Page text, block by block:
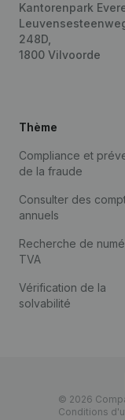
Kantorenpark
248D,
1800 Vilvoorde
Thème
Compliance et
de la fraude
Consulter des
annuels
Recherche de
TVA
Vérification de la
solvabilité
© 2026
Conditions